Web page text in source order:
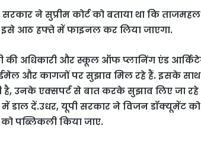
ने सुप्रीम कोर्ट को बताया था कि
इसे आठ हफ्ते में फाइनल कर लिया जाएगा.
की अधिकारी और स्कूल ऑफ प्लानिंग एंड
और कागजों पर सुझाव मिल रहे हैं. इसके साथ
है, उनके एक्सपर्ट से बात करके सुझाव लिए जा
डाल दें.उधर, यूपी सरकार ने विजन डॉक्यूमेंट को
पब्लिकली किया जाए.